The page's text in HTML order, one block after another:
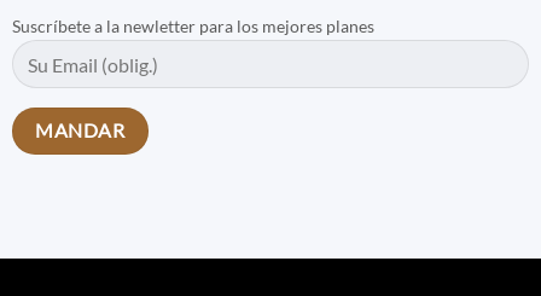
Suscríbete a la newletter para los mejores planes